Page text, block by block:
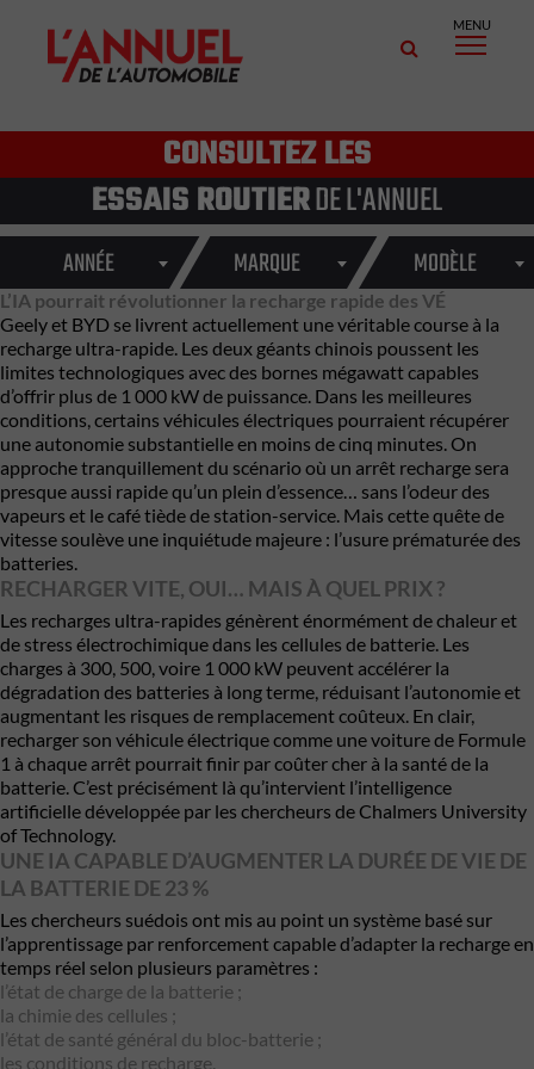
MENU
CONSULTEZ LES
ESSAIS ROUTIERDE L'ANNUEL
ANNÉE MARQUE MODÈLE
L’IA pourrait révolutionner la recharge rapide des VÉ
Geelyet BYD se livrent actuellement une véritable course à la
recharge ultra-rapide. Les deux géants chinois poussent les
limites technologiques avec des bornes mégawatt capables
d’offrir plus de 1 000 kW de puissance. Dans les meilleures
conditions, certains véhicules électriques pourraient récupérer
une autonomie substantielle en moins de cinq minutes. On
approche tranquillement du scénario où un arrêt recharge sera
presque aussi rapide qu’un plein d’essence… sans l’odeur des
vapeurs et le café tiède de station-service. Mais cette quête de
vitesse soulève une inquiétude majeure : l’usure prématurée des
batteries.
RECHARGER VITE, OUI… MAIS À QUEL PRIX ?
Les recharges ultra-rapides génèrent énormément de chaleur et
de stress électrochimique dans les cellules de batterie. Les
charges à 300, 500, voire 1 000 kW peuvent accélérer la
dégradation des batteries à long terme, réduisant l’autonomie et
augmentant les risques de remplacement coûteux. En clair,
recharger son véhicule électrique comme une voiture de Formule
1 à chaque arrêt pourrait finir par coûter cher à la santé de la
batterie. C’est précisément là qu’intervient l’intelligence
artificielle développée par les chercheurs de Chalmers University
of Technology.
UNE IA CAPABLE D’AUGMENTER LA DURÉE DE VIE DE
LA BATTERIE DE 23 %
Les chercheurs suédois ont mis au point un système basé sur
l’apprentissage par renforcement capable d’adapter la recharge en
temps réel selon plusieurs paramètres :
l’état de charge de la batterie ;
la chimie des cellules ;
l’état de santé général du bloc-batterie ;
les conditions de recharge.